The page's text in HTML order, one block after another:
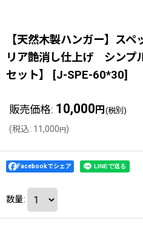
【天然木製ハンガー】ス
リア艶消し仕上げ シンプ
セット】
[J-SPE-60*30]
販売価格: 10,000 円 (税別)
(税込: 11,000円)
Facebookでシェア
数量: